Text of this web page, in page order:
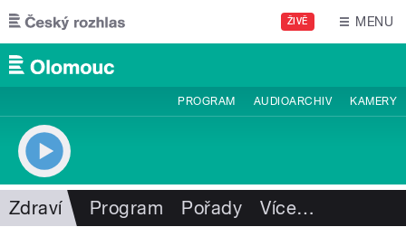
Přejít k hlavnímu obsahu
ŽIVĚ MENU
PROGRAM AUDIOARCHIV KAMERY
Zdraví Program Pořady Více…